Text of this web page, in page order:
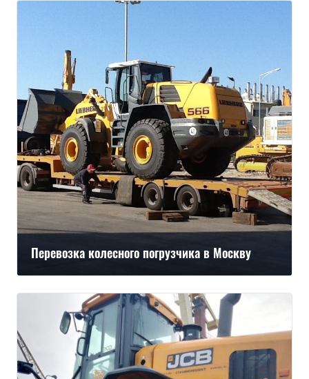
Перевозка колесного погрузчика в Москву